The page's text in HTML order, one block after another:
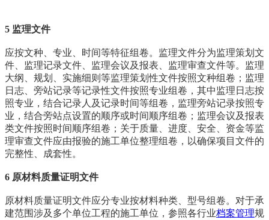
5 监理文件
应按文种、专业、时间等特征组卷。监理文件分为监理策划文
件、监理记录文件、监理会议及报表、监理审查文件等。监理
大纲、规划、实施细则等监理策划性文件按照文种组卷；监理
日志、旁站记录等记录性文件按照专业组卷，其中监理日志按
照专业，结合记录人及记录时间等组卷，监理旁站记录按照专
业，结合旁站点设置的顺序或时间顺序组卷；监理会议及报表
类文件按照时间顺序组卷；关于质量、进度、安全、资金等监
理审查文件应由报验的施工单位整理组卷，以确保项目文件的
完整性、成套性。
6 原材料质量证明文件
原材料质量证明文件应分专业按材料种类、型号组卷。对于承
建范围涉及多个单位工程的施工单位，参照各行业档案管理规